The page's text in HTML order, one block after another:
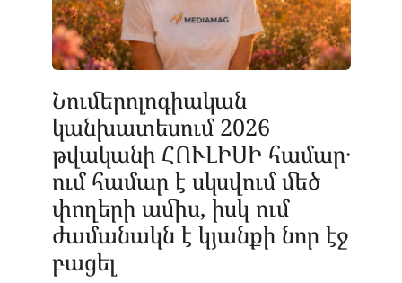
Նումերոլոգիական
կանխատեսում 2026
թվականի ՀՈՒԼԻՍԻ համար․
ում համար է սկսվում մեծ
փողերի ամիս, իսկ ում
ժամանակն է կյանքի նոր էջ
բացել